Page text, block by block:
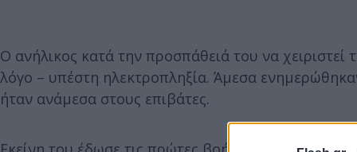
Ο ανήλικος κατά την προσπάθειά του να
λόγο – υπέστη ηλεκτροπληξία. Άμεσα
ήταν ανάμεσα στους επιβάτες.